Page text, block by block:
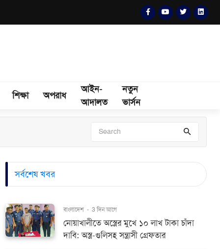
শিক্ষা অপরাধ
আইন-
আদালত
নতুন
ভার্সন
সর্বশেষ খবর
বাংলাদেশ - 3 দিন আগে
নোয়াখালীতে অস্ত্রের মুখে ১০ লাখ টাকা চাঁদা
দাবি: অস্ত্র-গুলিসহ সন্ত্রাসী গ্রেফতার